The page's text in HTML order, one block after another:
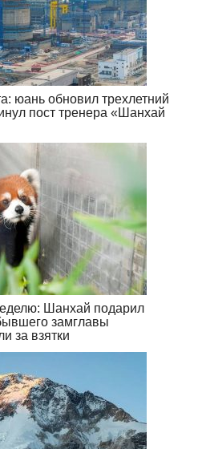
юань обновил трехлетний
пост тренера «Шанхай
Шанхай подарил
замглавы
за взятки